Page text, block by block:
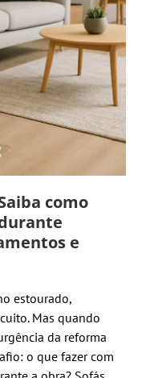
como
e
estourado,
Mas quando
da reforma
o que fazer com